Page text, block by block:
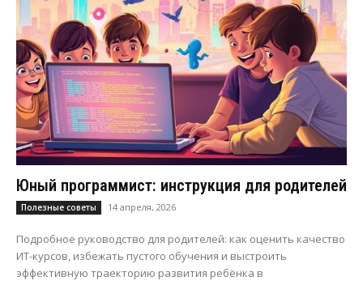
Юный программист: инструкция для родителей
Полезные советы 14 апреля, 2026
Подробное руководство для родителей: как оценить качество
ИТ-курсов, избежать пустого обучения и выстроить
эффективную траекторию развития ребёнка в